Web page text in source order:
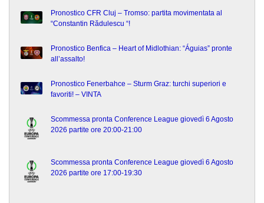
Pronostico CFR Cluj – Tromso: partita movimentata al
“Constantin Rădulescu “!
Pronostico Benfica – Heart of Midlothian: “Águias” pronte
all’assalto!
Pronostico Fenerbahce – Sturm Graz: turchi superiori e
favoriti! – VINTA
Scommessa pronta Conference League giovedì 6 Agosto
2026 partite ore 20:00-21:00
Scommessa pronta Conference League giovedì 6 Agosto
2026 partite ore 17:00-19:30